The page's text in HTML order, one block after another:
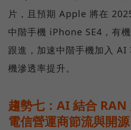
片，且預期 Apple 將在
中階手機 iPhone SE4，有
跟進，加速中階手機加入
機滲透率提升。
趨勢七：AI 結合 RAN
電信營運商節流與開源